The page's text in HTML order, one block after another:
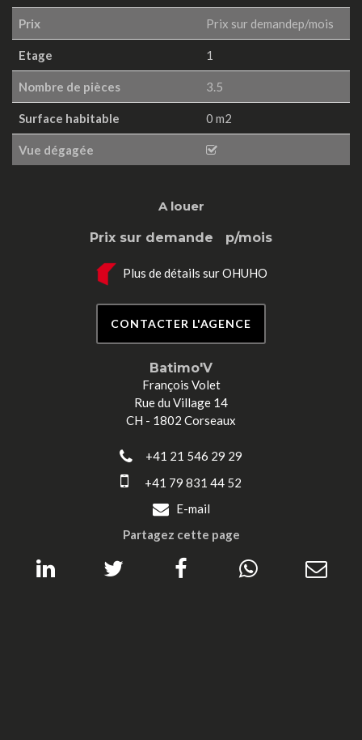
Prix Prix sur demandep/mois
Etage 1
Nombre de pièces 3.5
Surface habitable 0 m2
Vue dégagée
A louer
Prix sur demande p/mois
Plus de détails sur OHUHO
CONTACTER L'AGENCE
Batimo'V
François Volet
Rue du Village 14
CH - 1802 Corseaux
+41 21 546 29 29
+41 79 831 44 52
E-mail
Partagez cette page